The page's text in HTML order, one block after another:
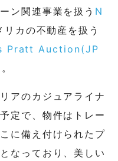
ン関連事業を扱う N
カの不動産を扱う
Pratt Auction(JP
アのカジュアライナ
定で、物件はトレー
に備え付けられたプ
なっており、美しい